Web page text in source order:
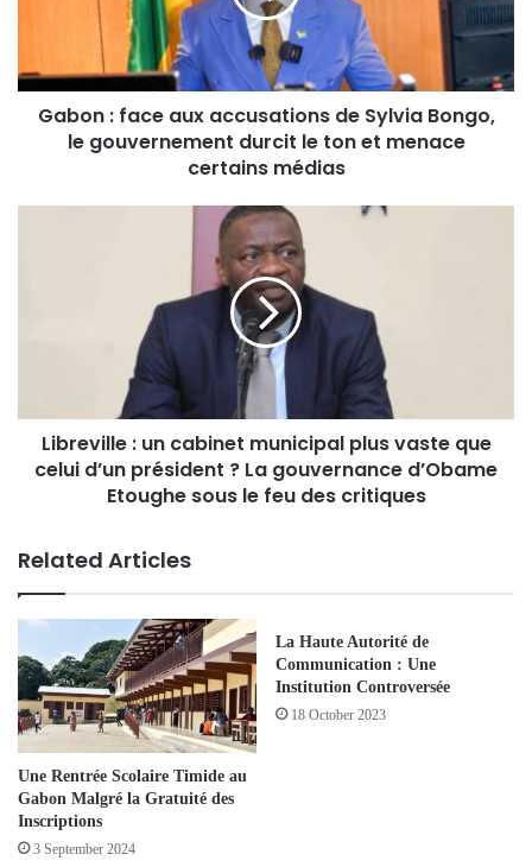
Gabon : face aux accusations de Sylvia Bongo,
le gouvernement durcit le ton et menace
certains médias
Libreville : un cabinet municipal plus vaste que
celui d’un président ? La gouvernance d’Obame
Etoughe sous le feu des critiques
Related Articles
Une Rentrée Scolaire Timide au
Gabon Malgré la Gratuité des
Inscriptions
3 September 2024
La Haute Autorité de
Communication : Une
Institution Controversée
18 October 2023